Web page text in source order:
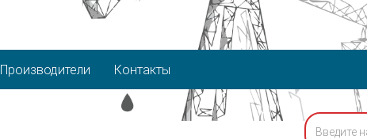
Производители Контакты